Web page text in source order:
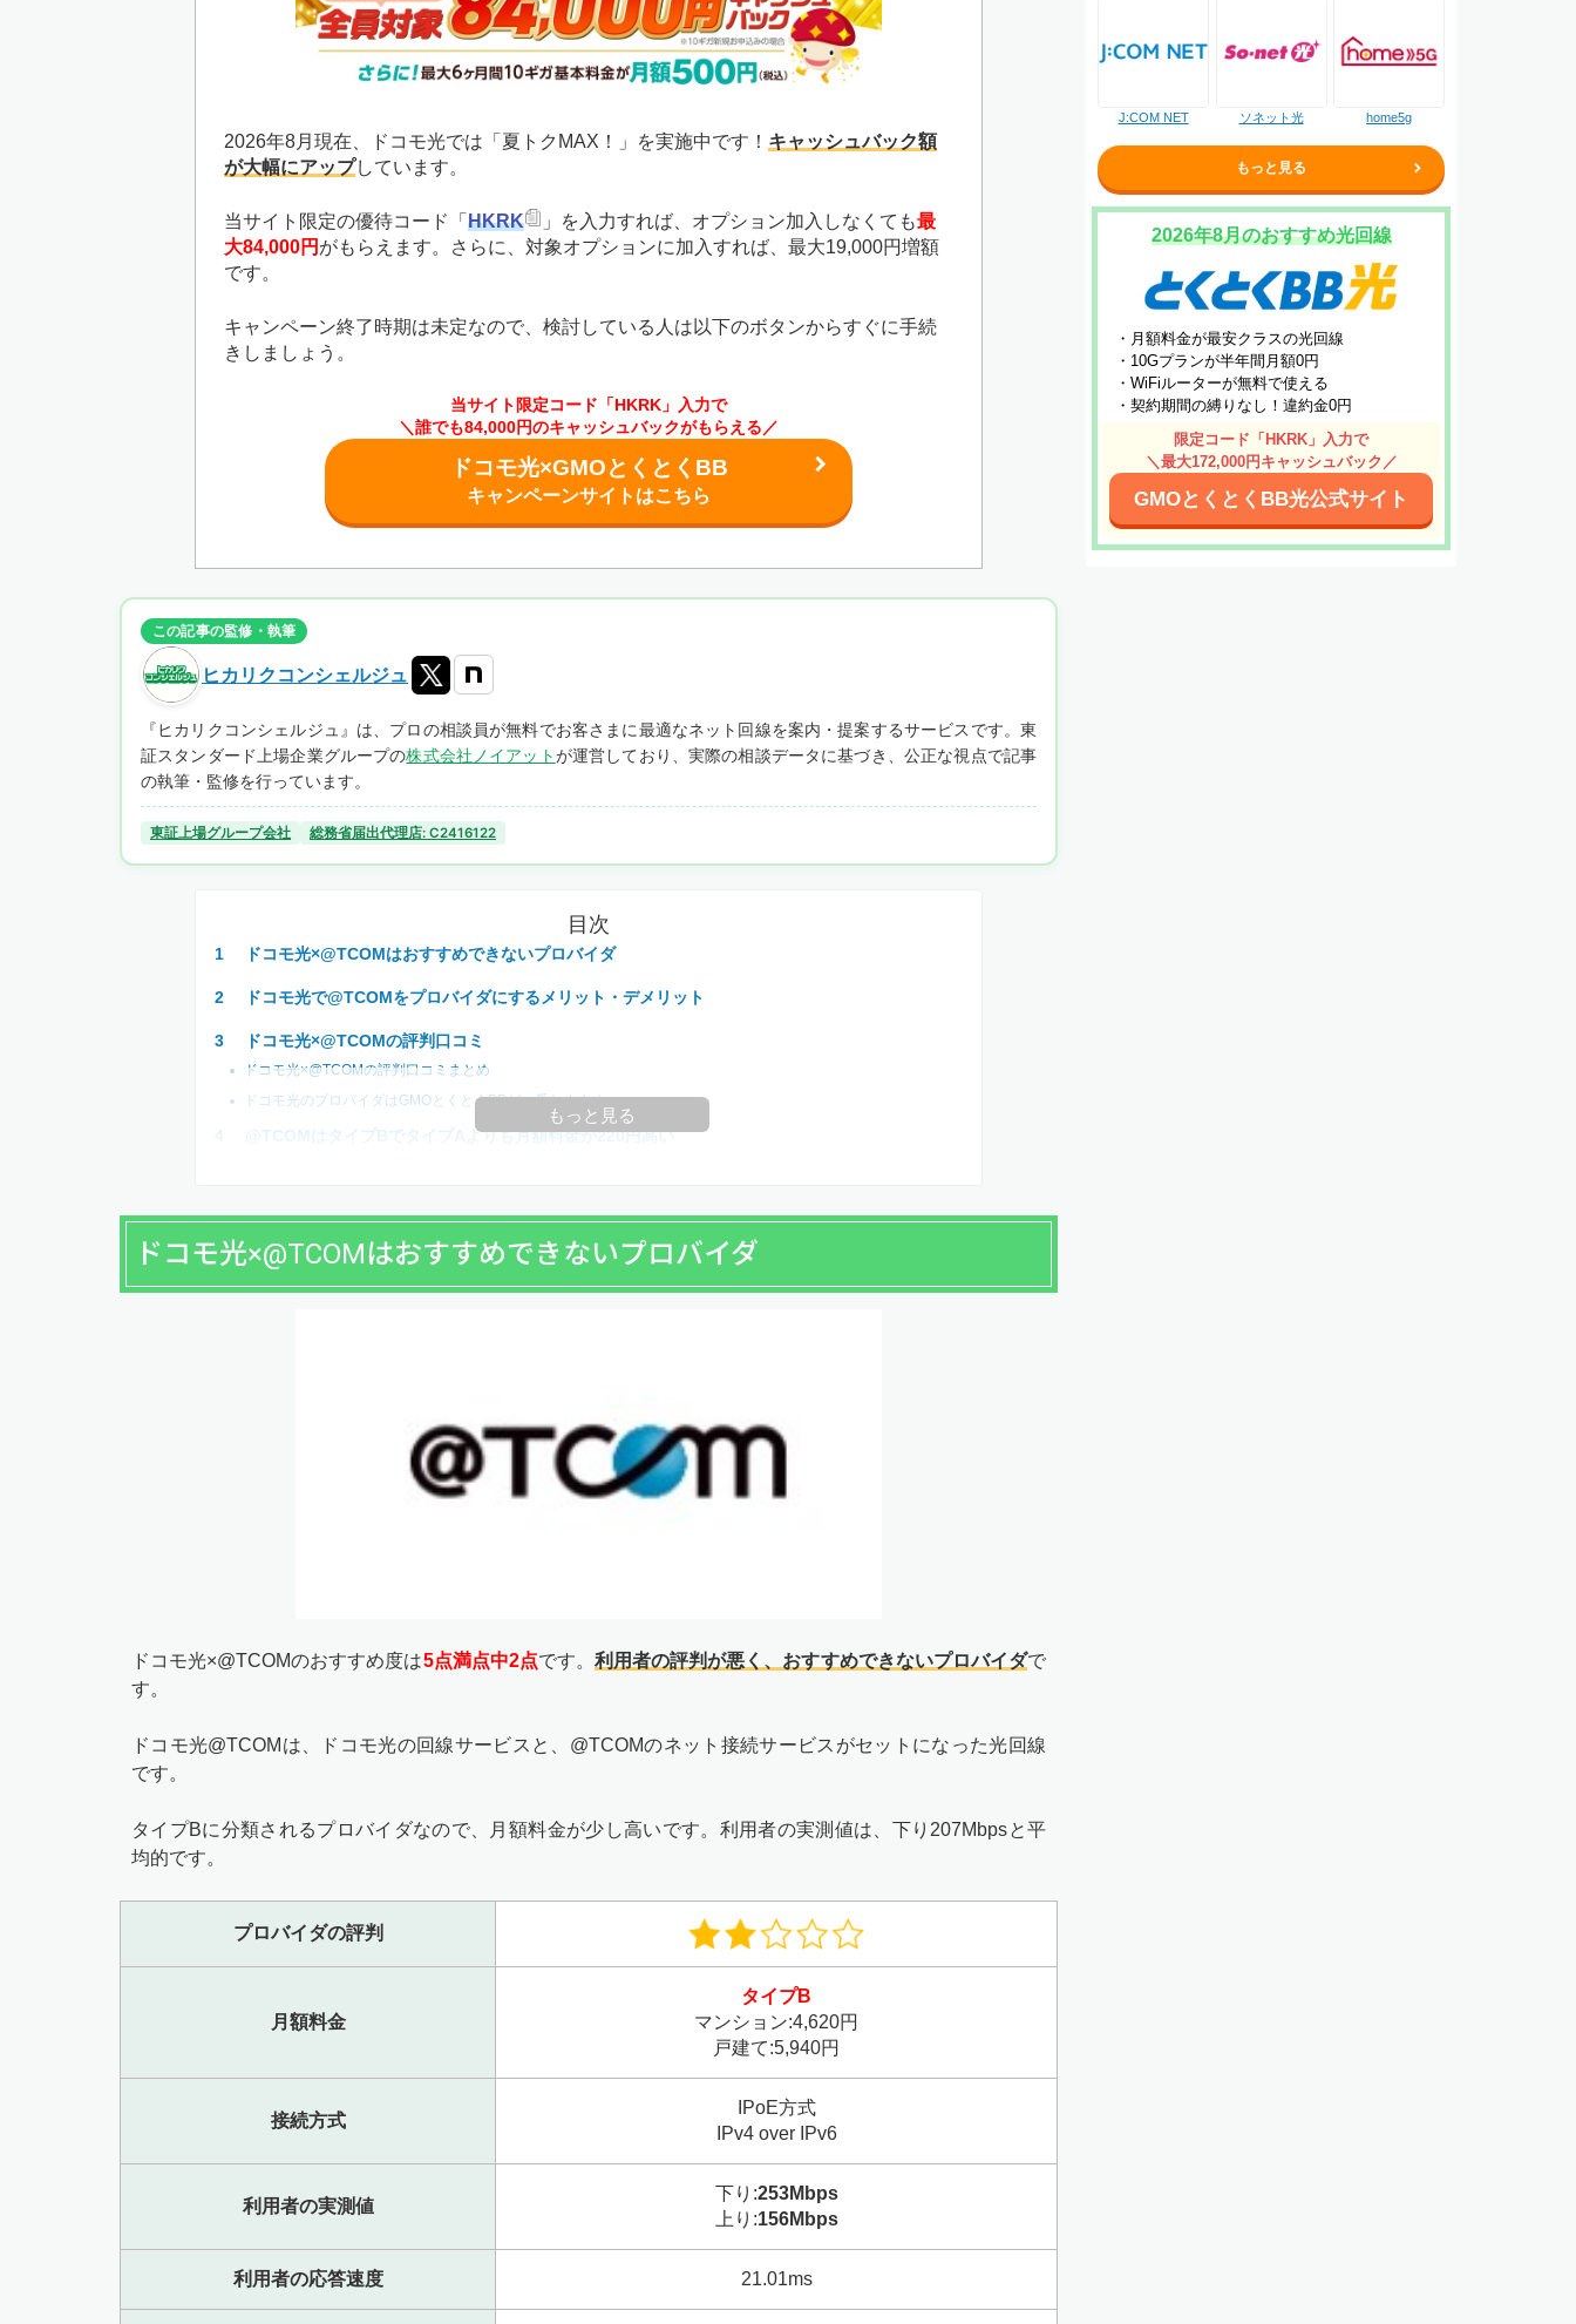
2026年8月現在、ドコモ光では「夏トクMAX！」を実施中です！ キャッシュバック額
が大幅にアップしています。
当サイト限定の優待コード「 HKRK 」を入力すれば、オプション加入しなくても最
大84,000円 がもらえます。さらに、対象オプションに加入すれば、最大19,000円増額
です。
キャンペーン終了時期は未定なので、検討している人は以下のボタンからすぐに手続
きしましょう。
当サイト限定コード「HKRK」入力で
＼誰でも84,000円のキャッシュバックがもらえる／
ドコモ光×GMOとくとくBB
キャンペーンサイトはこちら
この記事の監修・執筆
ヒカリクコンシェルジュ
『ヒカリクコンシェルジュ』は、プロの相談員が無料でお客さまに最適なネット回線を案内・提案するサービスです。東
証スタンダード上場企業グループの株式会社ノイアットが運営しており、実際の相談データに基づき、公正な視点で記事
の執筆・監修を行っています。
東証上場グループ会社 総務省届出代理店: C2416122
目次
ドコモ光×@TCOMはおすすめできないプロバイダ
ドコモ光で@TCOMをプロバイダにするメリット・デメリット
ドコモ光×@TCOMの評判口コミ
ドコモ光×@TCOMの評判口コミまとめ
ドコモ光のプロバイダはGMOとくとくBBが一番おすすめ
@TCOMはタイプBでタイプAよりも月額料金が220円高い
もっと見る
ドコモ光×@TCOMはおすすめできないプロバイダ
ドコモ光×@TCOMのおすすめ度は5点満点中2点です。 利用者の評判が悪く、おすすめできないプロバイダで
す。
ドコモ光@TCOMは、ドコモ光の回線サービスと、@TCOMのネット接続サービスがセットになった光回線
です。
タイプBに分類されるプロバイダなので、月額料金が少し高いです。利用者の実測値は、下り207Mbpsと平
均的です。
プロバイダの評判
月額料金
タイプB
マンション:4,620円
戸建て:5,940円
接続方式
IPoE方式
IPv4 over IPv6
利用者の実測値
下り:253Mbps
上り:156Mbps
利用者の応答速度 21.01ms
J:COM NET ソネット光 home5g
もっと見る
2026年8月のおすすめ光回線
・月額料金が最安クラスの光回線
・10Gプランが半年間月額0円
・WiFiルーターが無料で使える
・契約期間の縛りなし！違約金0円
限定コード「HKRK」入力で
＼最大172,000円キャッシュバック／
GMOとくとくBB光公式サイト